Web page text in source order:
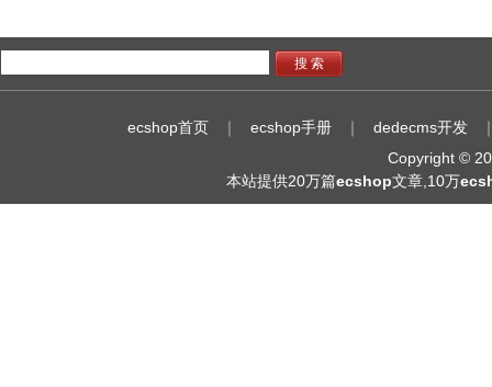
搜 索
ecshop首页 ｜ ecshop手册 ｜ dedecms开发
Copyright ©
本站提供20万篇ecshop文章,10万